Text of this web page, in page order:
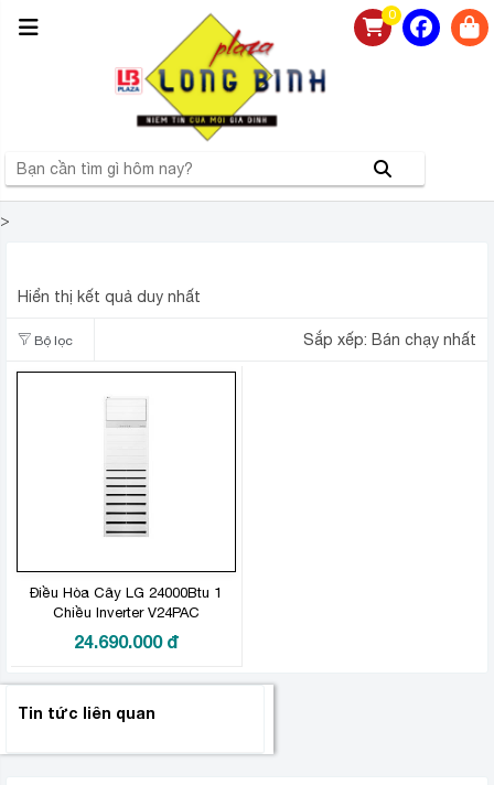
0
>
Hiển thị kết quả duy nhất
Bộ lọc Sắp xếp: Bán chạy nhất
Điều Hòa Cây LG 24000Btu 1
Chiều Inverter V24PAC
24.690.000 đ
Tin tức liên quan